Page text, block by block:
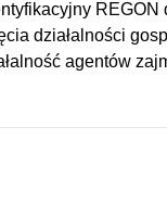
REGON
działalności
agentów
gdzie